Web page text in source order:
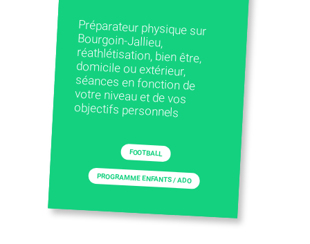
Préparateur physique sur
Bourgoin-Jallieu,
réathlétisation, bien être,
domicile ou extérieur,
séances en fonction de
votre niveau et de vos
objectifs personnels
FOOTBALL
PROGRAMME ENFANTS / ADO